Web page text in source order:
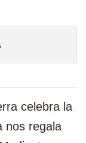
celebra la
nos regala